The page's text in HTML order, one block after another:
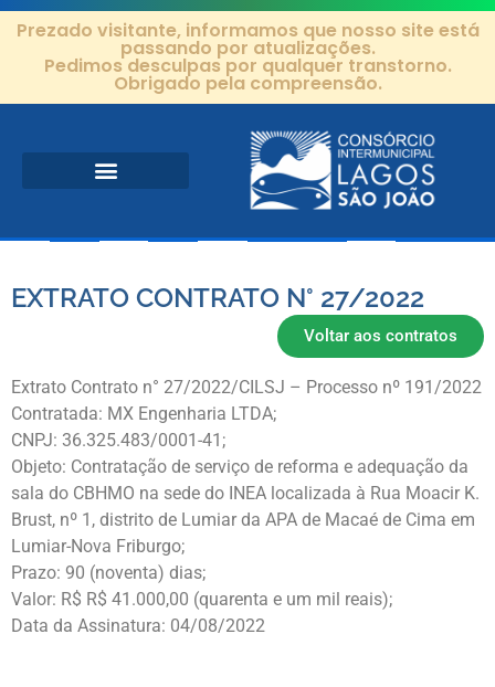
Prezado visitante, informamos que nosso site está
passando por atualizações.
Pedimos desculpas por qualquer transtorno.
Obrigado pela compreensão.
EXTRATO CONTRATO N° 27/2022
Voltar aos contratos
Extrato Contrato n° 27/2022/CILSJ – Processo nº 191/2022
Contratada: MX Engenharia LTDA;
CNPJ: 36.325.483/0001-41;
Objeto: Contratação de serviço de reforma e adequação da
sala do CBHMO na sede do INEA localizada à Rua Moacir K.
Brust, nº 1, distrito de Lumiar da APA de Macaé de Cima em
Lumiar-Nova Friburgo;
Prazo: 90 (noventa) dias;
Valor: R$ R$ 41.000,00 (quarenta e um mil reais);
Data da Assinatura: 04/08/2022